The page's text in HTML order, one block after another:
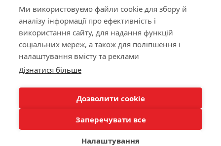
Ми використовуємо файли cookie для збору й
аналізу інформації про ефективність і
використання сайту, для надання функцій
соціальних мереж, а також для поліпшення і
налаштування вмісту та реклами
Дізнатися більше
Дозволити cookie
Заперечувати все
Налаштування
Our Address
Laboratory
For Patients
Doctor appointment
Autoimmunology /
КНОПКА